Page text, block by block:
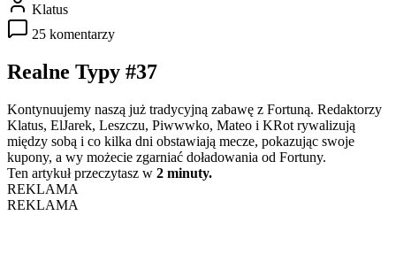
Klatus
25 komentarzy
Realne Typy #37
Kontynuujemy naszą już tradycyjną zabawę z Fortuną. Redaktorzy
Klatus, ElJarek, Leszczu, Piwwwko, Mateo i KRot rywalizują
między sobą i co kilka dni obstawiają mecze, pokazując swoje
kupony, a wy możecie zgarniać doładowania od Fortuny.
Ten artykuł przeczytasz w 2 minuty.
REKLAMA
REKLAMA